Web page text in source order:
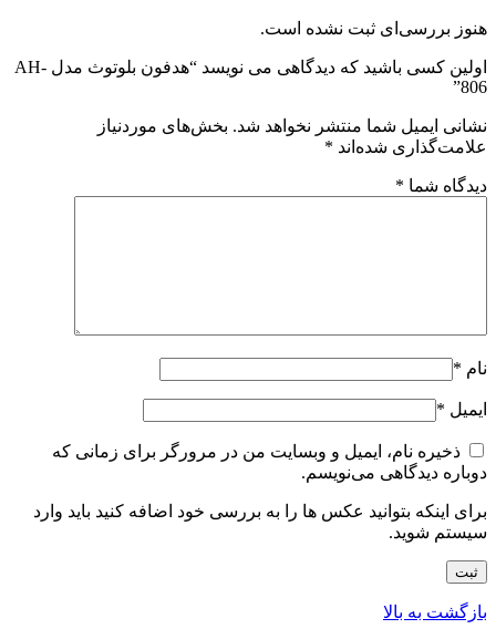
هنوز بررسی‌ای ثبت نشده است.
اولین کسی باشید که دیدگاهی می نویسد “هدفون بلوتوث مدل AH-
806”
نشانی ایمیل شما منتشر نخواهد شد. بخش‌های موردنیاز
علامت‌گذاری شده‌اند *
دیدگاه شما *
نام *
ایمیل *
ذخیره نام، ایمیل و وبسایت من در مرورگر برای زمانی که
دوباره دیدگاهی می‌نویسم.
برای اینکه بتوانید عکس ها را به بررسی خود اضافه کنید باید وارد
سیستم شوید.
بازگشت به بالا